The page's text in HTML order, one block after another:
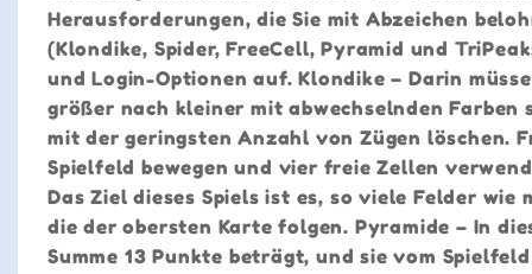
Herausforderungen, die Sie mit Abzeichen
(Klondike, Spider, FreeCell, Pyramid und
und Login-Optionen auf. Klondike – Darin
größer nach kleiner mit abwechselnden Farben
mit der geringsten Anzahl von Zügen löschen.
Spielfeld bewegen und vier freie Zellen
Das Ziel dieses Spiels ist es, so viele Felder
die der obersten Karte folgen. Pyramide – In
Summe 13 Punkte beträgt, und sie vom